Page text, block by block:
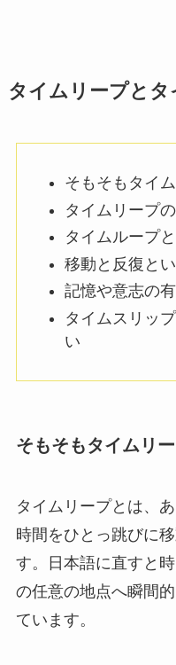
タイムリープと
そもそもタイ
タイムリープ
タイムループ
移動と反復と
記憶や意志の
タイムスリッ
い
そもそもタイムリ
タイムリープとは、
時間をひとっ跳びに
す。日本語に直すと
の任意の地点へ瞬間
ています。